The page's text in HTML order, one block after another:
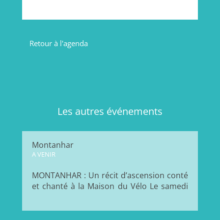
Retour à l'agenda
Les autres événements
Montanhar
A VENIR
MONTANHAR : Un récit d’ascension conté
et chanté à la Maison du Vélo Le samedi